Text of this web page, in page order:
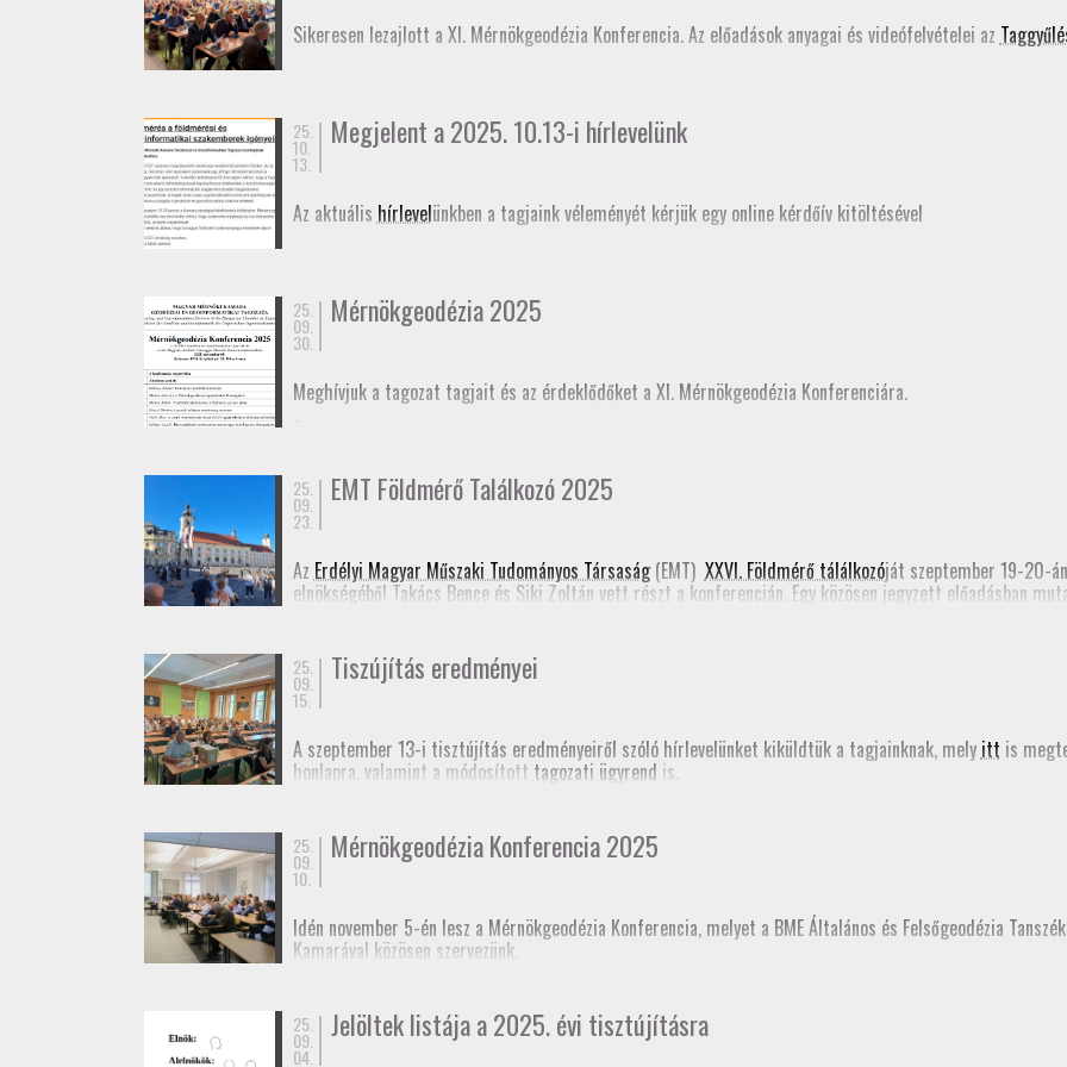
November 27-én azAlaponthálózati tudástár bővítése című szakmai továbbképzés programjában is
elmozdulásának vizsgálatáról.
Sikeresen lezajlott a XI. Mérnökgeodézia Konferencia. Az előadások anyagai és videófelvételei az
25.
10.
13.
Megjelent a 2025. 10.13-i hírlevelünk
Az aktuális hírlevelünkben a tagjaink véleményét kérjük egy online kérdőív kitöltésével
25.
09.
30.
Mérnökgeodézia 2025
Meghívjuk a tagozat tagjait és az érdeklődőket a XI. Mérnökgeodézia Konferenciára.
Meghívó
25.
09.
23.
EMT Földmérő Találkozó 2025
Az Erdélyi Magyar Műszaki Tudományos Társaság(EMT) XXVI. Földmérő tálálkozóját szeptember 19-20-
elnökségéből Takács Bence és Siki Zoltán vett részt a konferencián. Egy közösen jegyzett előadásban
25.
09.
15.
Tiszújítás eredményei
A szeptember 13-i tisztújítás eredményeiről szóló hírlevelünket kiküldtük a tagjainknak, mely itt is
honlapra, valamint a módosított tagozati ügyrend is.
25.
09.
10.
Mérnökgeodézia Konferencia 2025
Idén november 5-én lesz a Mérnökgeodézia Konferencia, melyet a BME Általános és Felsőgeodézia
Kamarával közösen szervezünk.
Várjuk még előadók jelentkezését!
25.
09.
04.
Jelöltek listája a 2025. évi tisztújításra